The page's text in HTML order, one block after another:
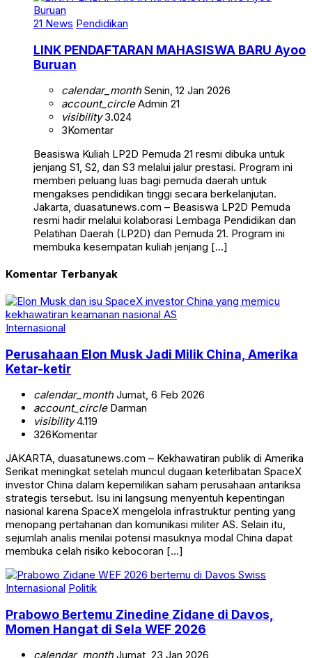
21 News Pendidikan
LINK PENDAFTARAN MAHASISWA BARU Ayoo
Buruan
calendar_monthSenin, 12 Jan 2026
account_circleAdmin 21
visibility3.024
3Komentar
Beasiswa Kuliah LP2D Pemuda 21 resmi dibuka untuk
jenjang S1, S2, dan S3 melalui jalur prestasi. Program ini
memberi peluang luas bagi pemuda daerah untuk
mengakses pendidikan tinggi secara berkelanjutan.
Jakarta, duasatunews.com – Beasiswa LP2D Pemuda
resmi hadir melalui kolaborasi Lembaga Pendidikan dan
Pelatihan Daerah (LP2D) dan Pemuda 21. Program ini
membuka kesempatan kuliah jenjang […]
Komentar Terbanyak
Internasional
Perusahaan Elon Musk Jadi Milik China, Amerika
Ketar-ketir
calendar_monthJumat, 6 Feb 2026
account_circleDarman
visibility4.119
326Komentar
JAKARTA, duasatunews.com – Kekhawatiran publik di Amerika
Serikat meningkat setelah muncul dugaan keterlibatan SpaceX
investor China dalam kepemilikan saham perusahaan antariksa
strategis tersebut. Isu ini langsung menyentuh kepentingan
nasional karena SpaceX mengelola infrastruktur penting yang
menopang pertahanan dan komunikasi militer AS. Selain itu,
sejumlah analis menilai potensi masuknya modal China dapat
membuka celah risiko kebocoran […]
Internasional Politik
Prabowo Bertemu Zinedine Zidane di Davos,
Momen Hangat di Sela WEF 2026
calendar_monthJumat, 23 Jan 2026